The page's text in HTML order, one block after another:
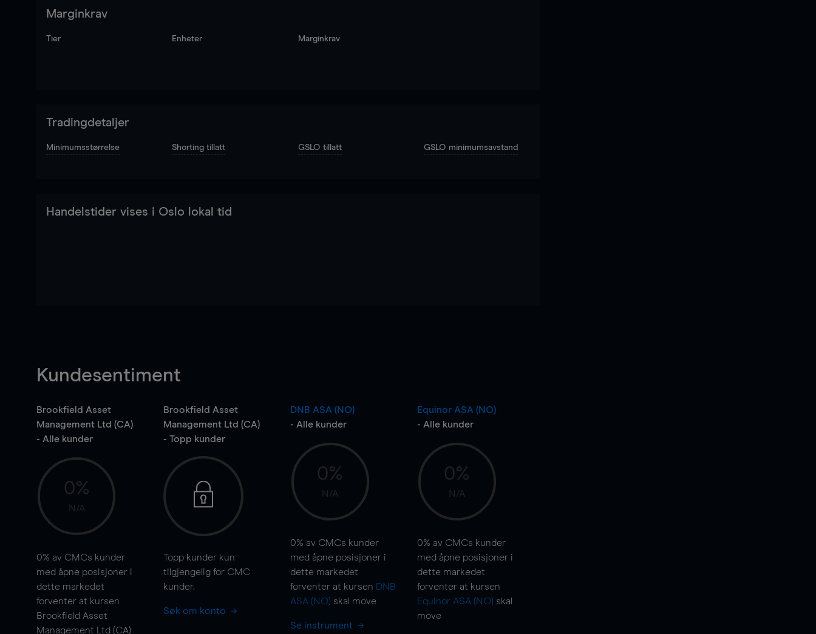
Marginkrav
Tier Enheter Marginkrav
Tradingdetaljer
Minimumsstørrelse Shorting tillatt GSLO tillatt GSLO minimumsavstand
Handelstider vises i Oslo lokal tid
Kundesentiment
Brookfield Asset
Management Ltd (CA)
- Alle kunder
0%
N/A
0% av CMCs kunder
med åpne posisjoner i
dette markedet
forventer at kursen
Brookfield Asset
Management Ltd (CA)
Brookfield Asset
Management Ltd (CA)
- Topp kunder
Topp kunder kun
tilgjengelig for CMC
kunder.
Søk om konto
DNB ASA (NO)
- Alle kunder
0%
N/A
0% av CMCs kunder
med åpne posisjoner i
dette markedet
forventer at kursen DNB
ASA (NO) skal move
Se instrument
Equinor ASA (NO)
- Alle kunder
0%
N/A
0% av CMCs kunder
med åpne posisjoner i
dette markedet
forventer at kursen
Equinor ASA (NO) skal
move